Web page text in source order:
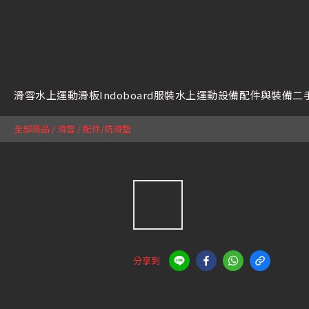
滑雪水上運動滑板Indoboard服裝水上運動設備配件與裝備二
全部商品 / 滑雪 /配件/防滑墊
分享到